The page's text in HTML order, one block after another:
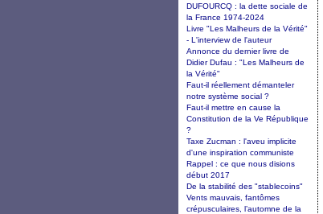
DUFOURCQ : la dette sociale de
la France 1974-2024
Livre "Les Malheurs de la Vérité"
- L'interview de l'auteur
Annonce du dernier livre de
Didier Dufau : "Les Malheurs de
la Vérité"
Faut-il réellement démanteler
notre système social ?
Faut-il mettre en cause la
Constitution de la Ve République
?
Taxe Zucman : l'aveu implicite
d'une inspiration communiste
Rappel : ce que nous disions
début 2017
De la stabilité des "stablecoins"
Vents mauvais, fantômes
crépusculaires, l’automne de la